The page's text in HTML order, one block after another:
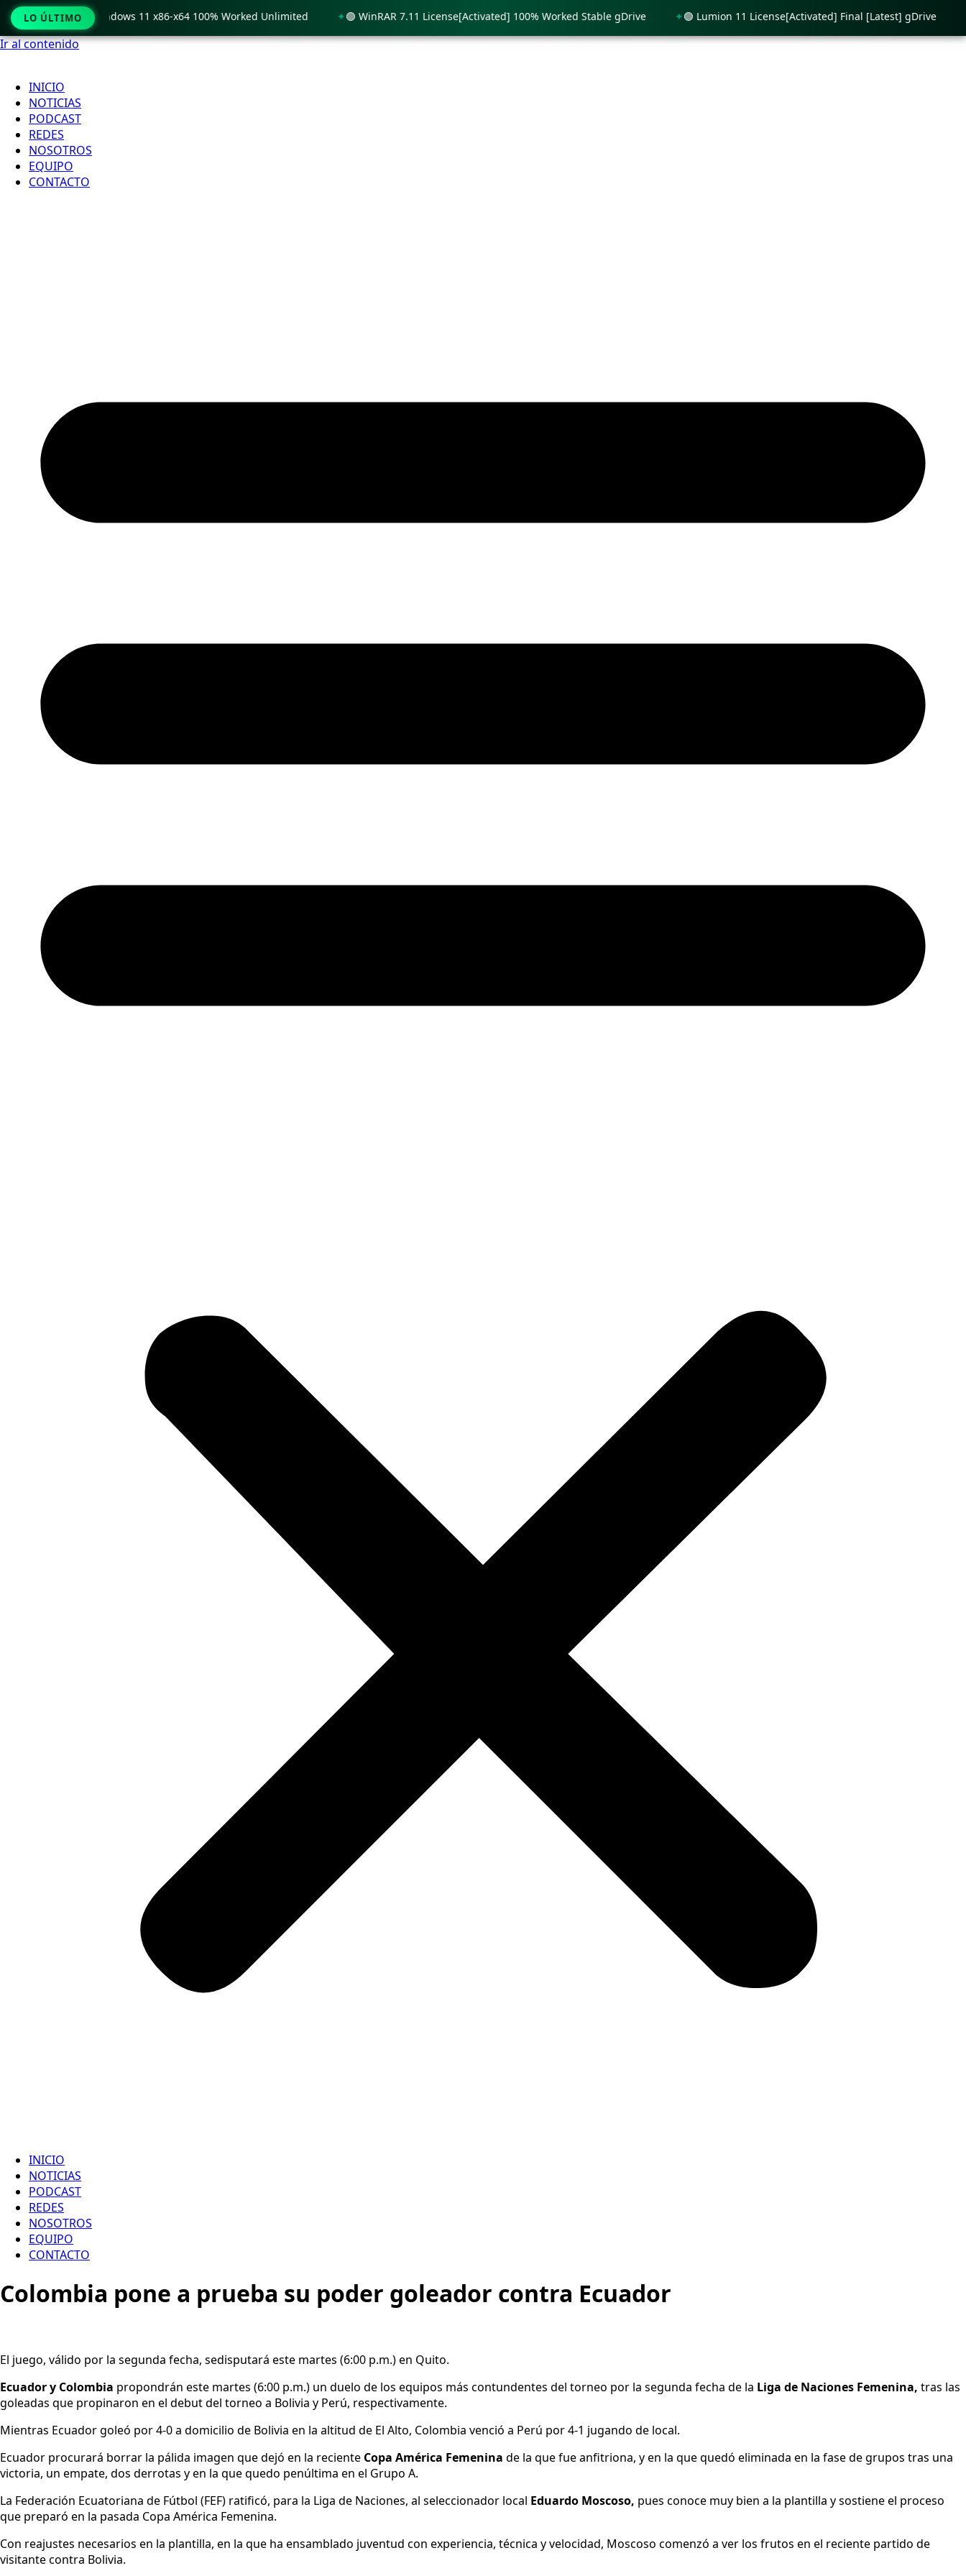
Ir al contenido
INICIO
NOTICIAS
PODCAST
REDES
NOSOTROS
EQUIPO
CONTACTO
INICIO
NOTICIAS
PODCAST
REDES
NOSOTROS
EQUIPO
CONTACTO
Colombia pone a prueba su poder goleador contra Ecuador
El juego, válido por la segunda fecha, sedisputará este martes (6:00 p.m.) en Quito.
Ecuador y Colombia propondrán este martes (6:00 p.m.) un duelo de los equipos más contundentes del torneo por la segunda fecha de la Liga de Naciones Femenina, tras las
goleadas que propinaron en el debut del torneo a Bolivia y Perú, respectivamente.
Mientras Ecuador goleó por 4-0 a domicilio de Bolivia en la altitud de El Alto, Colombia venció a Perú por 4-1 jugando de local.
Ecuador procurará borrar la pálida imagen que dejó en la reciente Copa América Femenina de la que fue anfitriona, y en la que quedó eliminada en la fase de grupos tras una
victoria, un empate, dos derrotas y en la que quedo penúltima en el Grupo A.
La Federación Ecuatoriana de Fútbol (FEF) ratificó, para la Liga de Naciones, al seleccionador local Eduardo Moscoso, pues conoce muy bien a la plantilla y sostiene el proceso
que preparó en la pasada Copa América Femenina.
Con reajustes necesarios en la plantilla, en la que ha ensamblado juventud con experiencia, técnica y velocidad, Moscoso comenzó a ver los frutos en el reciente partido de
visitante contra Bolivia.
LO ÚLTIMO
Crack only Windows 11 x86-x64 100% Worked Unlimited 🟢 WinRAR 7.11 License[Activated] 100% Worked Stable gDrive 🟢 Lumion 11 License[Activated] Final [Latest] gDrive